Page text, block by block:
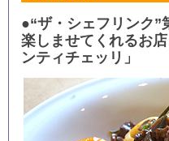
●“ザ・シェフリンク”
楽しませてくれるお
ンティチェッリ」